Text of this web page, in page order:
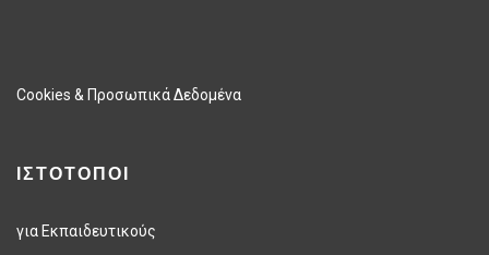
Cookies & Προσωπικά Δεδομένα
ΙΣΤΟΤΟΠΟΙ
για Εκπαιδευτικούς